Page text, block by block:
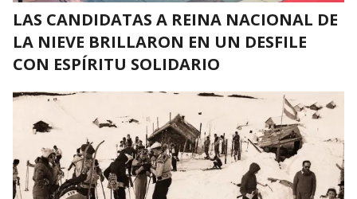
LAS CANDIDATAS A REINA NACIONAL DE
LA NIEVE BRILLARON EN UN DESFILE
CON ESPÍRITU SOLIDARIO